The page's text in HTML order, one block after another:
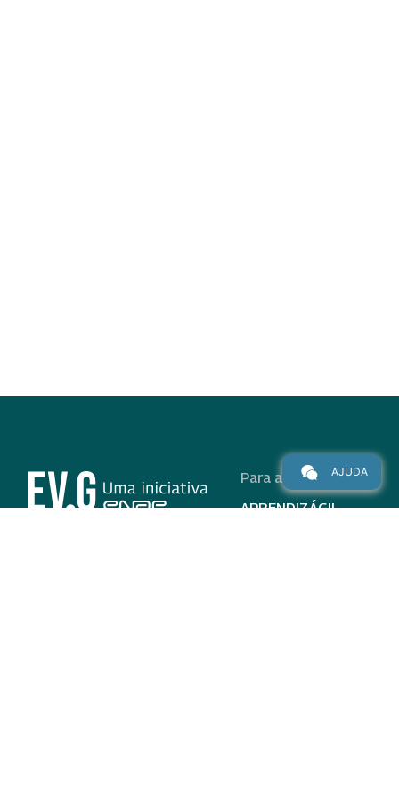
Para alunos
APRENDIZÁGIL
AJUDA